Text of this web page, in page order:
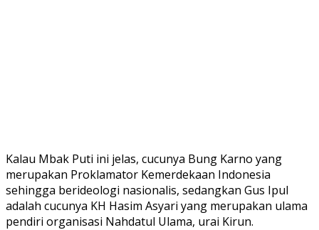
Kalau Mbak Puti ini jelas, cucunya Bung Karno yang
merupakan Proklamator Kemerdekaan Indonesia
sehingga berideologi nasionalis, sedangkan Gus Ipul
adalah cucunya KH Hasim Asyari yang merupakan ulama
pendiri organisasi Nahdatul Ulama, urai Kirun.